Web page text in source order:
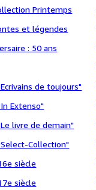
Printemps
et légendes
: 50 ans
de toujours"
Extenso"
livre de demain"
Collection"
siècle
siècle